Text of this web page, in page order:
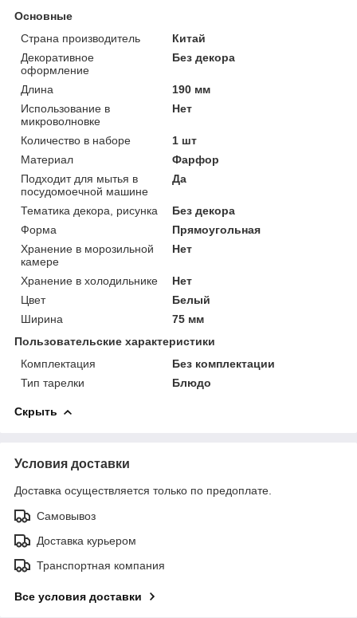
Основные
Страна производитель
Китай
Декоративное
оформление
Без декора
Длина
190 мм
Использование в
микроволновке
Нет
Количество в наборе
1 шт
Материал
Фарфор
Подходит для мытья в
посудомоечной машине
Да
Тематика декора, рисунка
Без декора
Форма
Прямоугольная
Хранение в морозильной
камере
Нет
Хранение в холодильнике
Нет
Цвет
Белый
Ширина
75 мм
Пользовательские характеристики
Комплектация
Без комплектации
Тип тарелки
Блюдо
Скрыть
Условия доставки
Доставка осуществляется только по предоплате.
Самовывоз
Доставка курьером
Транспортная компания
Все условия доставки